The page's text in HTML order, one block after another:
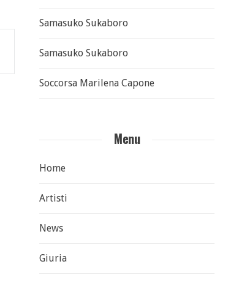
Samasuko Sukaboro
Samasuko Sukaboro
Soccorsa Marilena Capone
Menu
Home
Artisti
News
Giuria